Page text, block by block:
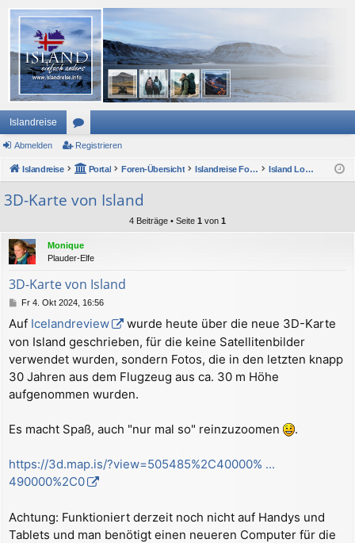
Islandreise
or
en
Abmelden Registrieren
Islandreise Portal Foren-Übersicht Islandreise Forum Island Lounge und ForumsForum
3D-Karte von Island
4 Beiträge • Seite 1 von 1
Monique
Plauder-Elfe
3D-Karte von Island
B
i
t
a
g
Fr 4. Okt 2024, 16:56
Auf Icelandreview
wurde heute über die neue 3D-Karte
von Island geschrieben, für die keine Satellitenbilder
verwendet wurden, sondern Fotos, die in den letzten knapp
30 Jahren aus dem Flugzeug aus ca. 30 m Höhe
aufgenommen wurden.
Es macht Spaß, auch "nur mal so" reinzuzoomen .
https://3d.map.is/?view=505485%2C40000% ...
490000%2C0
Achtung: Funktioniert derzeit noch nicht auf Handys und
Tablets und man benötigt einen neueren Computer für die